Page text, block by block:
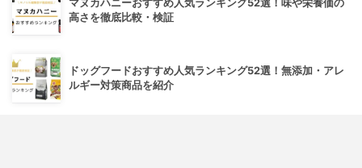
マヌカハニーおすすめ人気ランキング52選！味や栄養価の
高さを徹底比較・検証
ドッグフードおすすめ人気ランキング52選！無添加・アレ
ルギー対策商品を紹介